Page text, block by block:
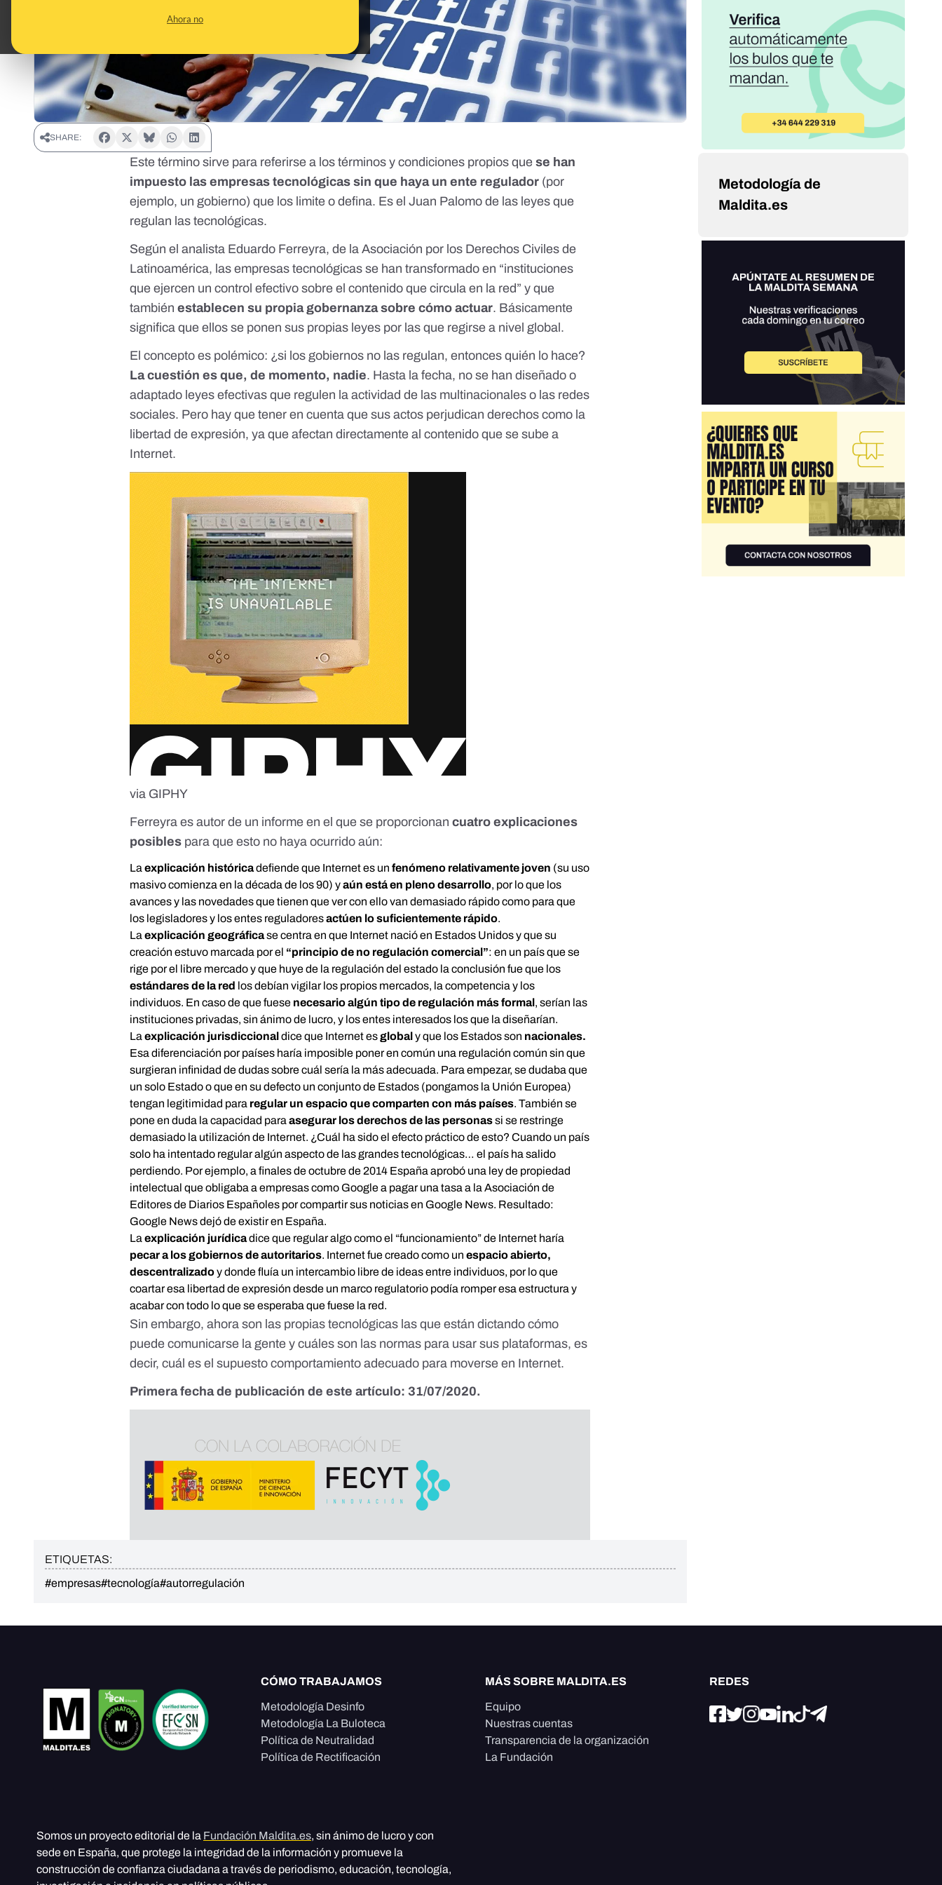
Ahora no
SHARE:
Este término sirve para referirse a los términos y condiciones propios quese han
impuesto las empresas tecnológicas sin que haya un ente regulador (por
ejemplo, un gobierno) que los limite o defina. Es el Juan Palomo de las leyes que
regulan las tecnológicas.
Según el analista Eduardo Ferreyra, de la Asociación por los Derechos Civiles de
Latinoamérica, las empresas tecnológicas se han transformado en “instituciones
que ejercen un control efectivo sobre el contenido que circula en la red” y que
tambiénestablecen su propia gobernanza sobre cómo actuar. Básicamente
significa que ellos se ponen sus propias leyes por las que regirse a nivel global.
El concepto es polémico: ¿si los gobiernos no las regulan, entonces quién lo hace?
La cuestión es que, de momento, nadie. Hasta la fecha, no se han diseñado o
adaptado leyes efectivas que regulen la actividad de las multinacionales o las redes
sociales. Pero hay que tener en cuenta que sus actos perjudican derechos como la
libertad de expresión, ya que afectan directamente al contenido que se sube a
Internet.
via GIPHY
Ferreyra es autor de un informe en el que se proporcionancuatro explicaciones
posibles para que esto no haya ocurrido aún:
La explicación históricadefiende que Internet es unfenómeno relativamente joven (su uso
masivo comienza en la década de los 90) yaún está en pleno desarrollo, por lo que los
avances y las novedades que tienen que ver con ello van demasiado rápido como para que
los legisladores y los entes reguladoresactúen lo suficientemente rápido.
Laexplicación geográficase centra en que Internet nació en Estados Unidos y que su
creación estuvo marcada por el “principio de no regulación comercial”: en un país que se
rige por el libre mercado y que huye de la regulación del estado la conclusión fue que los
estándares de la red los debían vigilar los propios mercados, la competencia y los
individuos. En caso de que fuese necesario algún tipo de regulación más formal, serían las
instituciones privadas, sin ánimo de lucro, y los entes interesados los que la diseñarían.
Laexplicación jurisdiccionaldice que Internet esglobaly que los Estados son nacionales.
Esa diferenciación por países haría imposible poner en común una regulación común sin que
surgieran infinidad de dudas sobre cuál sería la más adecuada. Para empezar, se dudaba que
un solo Estado o que en su defecto un conjunto de Estados (pongamos la Unión Europea)
tengan legitimidad para regular un espacio que comparten con más países. También se
pone en duda la capacidad paraasegurar los derechos de las personassi se restringe
demasiado la utilización de Internet. ¿Cuál ha sido el efecto práctico de esto? Cuando un país
solo ha intentado regular algún aspecto de las grandes tecnológicas… el país ha salido
perdiendo. Por ejemplo, a finales de octubre de 2014 España aprobó una ley de propiedad
intelectual que obligaba a empresas como Google a pagar una tasa a la Asociación de
Editores de Diarios Españoles por compartir sus noticias en Google News. Resultado:
Google News dejó de existir en España.
Laexplicación jurídicadice que regular algo como el “funcionamiento” de Internet haría
pecar a los gobiernos de autoritarios. Internet fue creado como unespacio abierto,
descentralizadoy donde fluía un intercambio libre de ideas entre individuos, por lo que
coartar esa libertad de expresión desde un marco regulatorio podía romper esa estructura y
acabar con todo lo que se esperaba que fuese la red.
Sin embargo, ahora son las propias tecnológicas las que están dictando cómo
puede comunicarse la gente y cuáles son las normas para usar sus plataformas, es
decir, cuál es el supuesto comportamiento adecuado para moverse en Internet.
Primera fecha de publicación de este artículo: 31/07/2020.
ETIQUETAS:
#empresas#tecnología#autorregulación
Metodología de
Maldita.es
CÓMO TRABAJAMOS
Metodología Desinfo
Metodología La Buloteca
Política de Neutralidad
Política de Rectificación
MÁS SOBRE MALDITA.ES
Equipo
Nuestras cuentas
Transparencia de la organización
La Fundación
REDES
Somos un proyecto editorial de la Fundación Maldita.es, sin ánimo de lucro y con
sede en España, que protege la integridad de la información y promueve la
construcción de confianza ciudadana a través de periodismo, educación, tecnología,